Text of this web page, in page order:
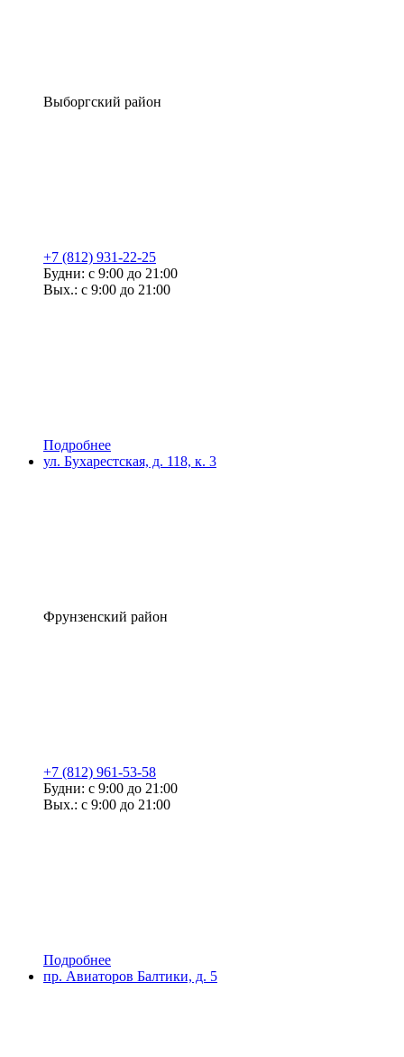
Выборгский район
+7 (812) 931-22-25
Будни: с 9:00 до 21:00
Вых.: с 9:00 до 21:00
Подробнее
ул. Бухарестская, д. 118, к. 3
Фрунзенский район
+7 (812) 961-53-58
Будни: с 9:00 до 21:00
Вых.: с 9:00 до 21:00
Подробнее
пр. Авиаторов Балтики, д. 5